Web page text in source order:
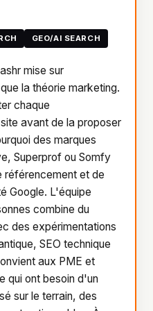
GEO/AI SEARCH
mise sur
la théorie marketing.
chaque
avant de la proposer
des marques
Superprof ou Somfy
référencement et de
Google. L'équipe
combine du
des expérimentations
SEO technique
aux PME et
qui ont besoin d'un
sur le terrain, des